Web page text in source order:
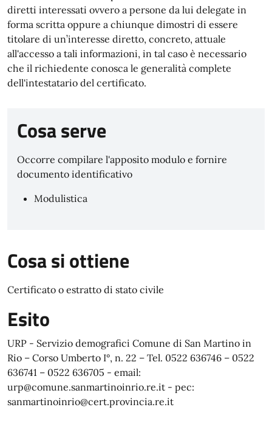
diretti interessati ovvero a persone da lui delegate in
forma scritta oppure a chiunque dimostri di essere
titolare di un’interesse diretto, concreto, attuale
all'accesso a tali informazioni, in tal caso è necessario
che il richiedente conosca le generalità complete
dell'intestatario del certificato.
Cosa serve
Occorre compilare l'apposito modulo e fornire
documento identificativo
Modulistica
Cosa si ottiene
Certificato o estratto di stato civile
Esito
URP - Servizio demografici Comune di San Martino in
Rio – Corso Umberto I°, n. 22 – Tel. 0522 636746 – 0522
636741 – 0522 636705 - email:
urp@comune.sanmartinoinrio.re.it - pec:
sanmartinoinrio@cert.provincia.re.it